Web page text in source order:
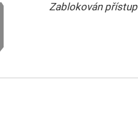
Zablokován přístup